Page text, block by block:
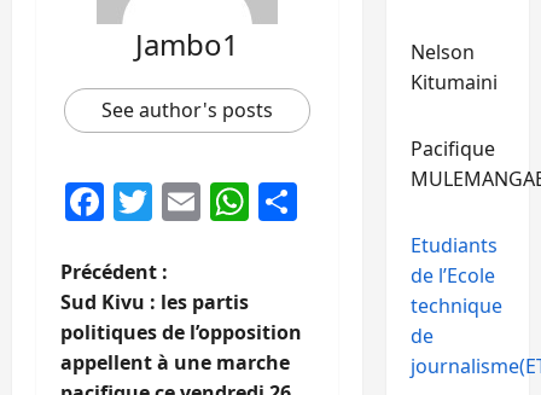
Jambo1
See author's posts
Facebook
Twitter
EmailWhatsApp
Partager
N
a
v
Précédent :
Sud Kivu : les partis
politiques de l’opposition
appellent à une marche
Nelson
Kitumaini
Pacifique
Etudiants
de l’Ecole
technique
de